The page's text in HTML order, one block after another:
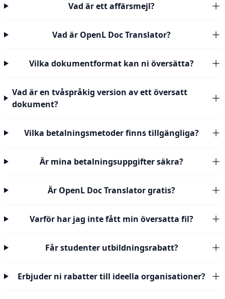
Vad är ett affärsmejl?
Vad är OpenL Doc Translator?
Vilka dokumentformat kan ni översätta?
Vad är en tvåspråkig version av ett översatt
dokument?
Vilka betalningsmetoder finns tillgängliga?
Är mina betalningsuppgifter säkra?
Är OpenL Doc Translator gratis?
Varför har jag inte fått min översatta fil?
Får studenter utbildningsrabatt?
Erbjuder ni rabatter till ideella organisationer?